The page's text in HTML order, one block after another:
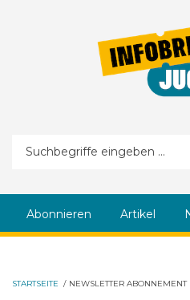
Suchformular
Abonnieren Artikel
STARTSEITE / NEWSLETTER ABONNEMENT